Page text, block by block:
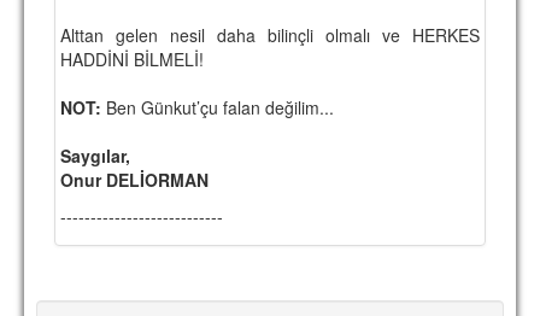
Alttan gelen nesil daha bilinçli olmalı ve HERKES
HADDİNİ BİLMELİ!
NOT: Ben Günkut’çu falan değilim...
Saygılar,
Onur DELİORMAN
---------------------------